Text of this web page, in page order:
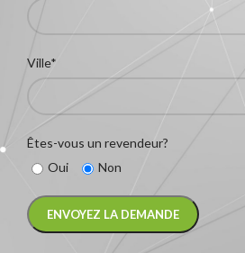
Ville*
Êtes-vous un revendeur?
Oui
Non